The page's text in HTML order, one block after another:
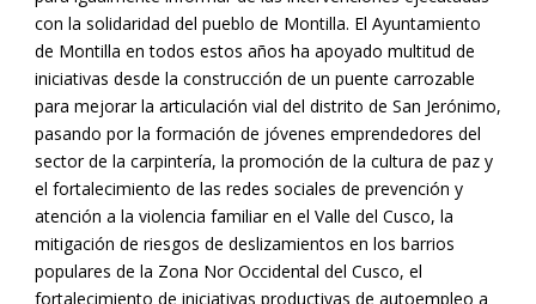
con la solidaridad del pueblo de Montilla. El Ayuntamiento
de Montilla en todos estos años ha apoyado multitud de
iniciativas desde la construcción de un puente carrozable
para mejorar la articulación vial del distrito de San Jerónimo,
pasando por la formación de jóvenes emprendedores del
sector de la carpintería, la promoción de la cultura de paz y
el fortalecimiento de las redes sociales de prevención y
atención a la violencia familiar en el Valle del Cusco, la
mitigación de riesgos de deslizamientos en los barrios
populares de la Zona Nor Occidental del Cusco, el
fortalecimiento de iniciativas productivas de autoempleo a